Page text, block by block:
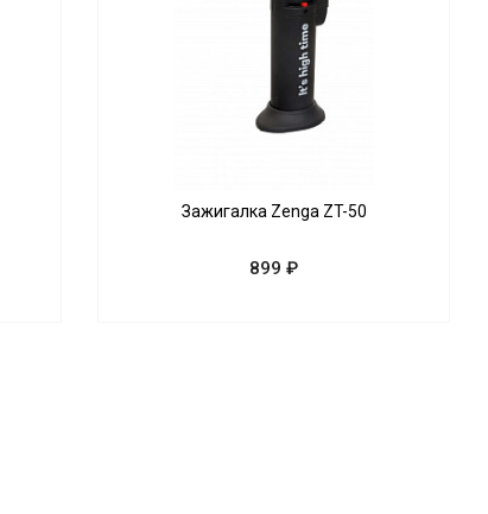
Зажигалка Zenga ZT-50
899 ₽